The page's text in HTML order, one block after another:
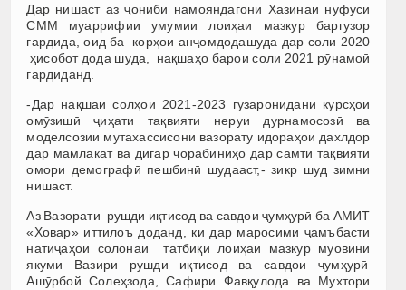
Дар нишаст аз ҷониби намояндагони Хазинаи нуфуси
СММ муаррифии умумии лоиҳаи мазкур баргузор
гардида, оид ба корҳои анҷомдодашуда дар соли 2020
ҳисобот дода шуда, нақшаҳо барои соли 2021 рӯнамоӣ
гардиданд.
-Дар нақшаи солҳои 2021-2023 гузаронидани курсҳои
омӯзишӣ ҷиҳати тақвияти неруи дурнамосозӣ ва
моделсозии мутахассисони вазорату идораҳои дахлдор
дар мамлакат ва дигар чорабиниҳо дар самти тақвияти
омори демографӣ пешбинӣ шудааст,- зикр шуд зимни
нишаст.
Аз Вазорати рушди иқтисод ва савдои ҷумҳурӣ ба АМИТ
«Ховар» иттилоъ доданд, ки дар маросими ҷамъбасти
натиҷаҳои солонаи татбиқи лоиҳаи мазкур муовини
якуми Вазири рушди иқтисод ва савдои ҷумҳурӣ
Ашӯрбой Солеҳзода, Сафири Фавқулода ва Мухтори